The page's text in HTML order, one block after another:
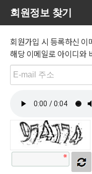
회원정보 찾기
회원가입 시 등록하신
해당 이메일로 아이디와